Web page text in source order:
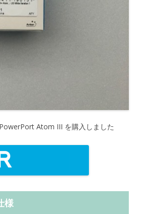
Atom III を購入しました
様